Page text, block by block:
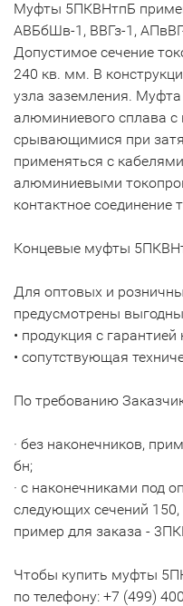
Муфты 5ПКВНтпБ
АВБбШв-1, ВВГз-1,
Допустимое сечение
240 кв. мм. В
узла заземления.
алюминиевого сплава
срывающимися при
применяться с
алюминиевыми
контактное
Концевые муфты
Для оптовых и
предусмотрены
• продукция с гарантией
• сопутствующая
По требованию
· без наконечников,
бн;
· с наконечниками под
следующих сечений
пример для заказа -
Чтобы купить муфты
по телефону: +7 (499)